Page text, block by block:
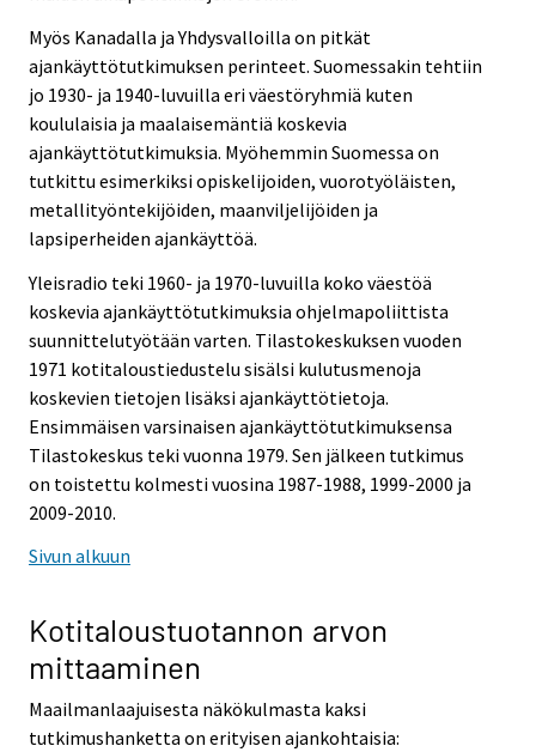
Myös Kanadalla ja Yhdysvalloilla on pitkät
ajankäyttötutkimuksen perinteet. Suomessakin tehtiin
jo 1930- ja 1940-luvuilla eri väestöryhmiä kuten
koululaisia ja maalaisemäntiä koskevia
ajankäyttötutkimuksia. Myöhemmin Suomessa on
tutkittu esimerkiksi opiskelijoiden, vuorotyöläisten,
metallityöntekijöiden, maanviljelijöiden ja
lapsiperheiden ajankäyttöä.
Yleisradio teki 1960- ja 1970-luvuilla koko väestöä
koskevia ajankäyttötutkimuksia ohjelmapoliittista
suunnittelutyötään varten. Tilastokeskuksen vuoden
1971 kotitaloustiedustelu sisälsi kulutusmenoja
koskevien tietojen lisäksi ajankäyttötietoja.
Ensimmäisen varsinaisen ajankäyttötutkimuksensa
Tilastokeskus teki vuonna 1979. Sen jälkeen tutkimus
on toistettu kolmesti vuosina 1987-1988, 1999-2000 ja
2009-2010.
Sivun alkuun
Kotitaloustuotannon arvon
mittaaminen
Maailmanlaajuisesta näkökulmasta kaksi
tutkimushanketta on erityisen ajankohtaisia: